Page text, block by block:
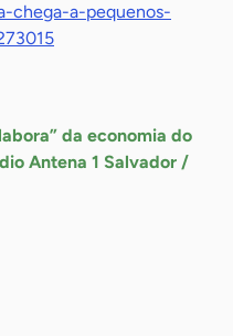
chega-a-pequenos-
da economia do
Antena 1 Salvador /